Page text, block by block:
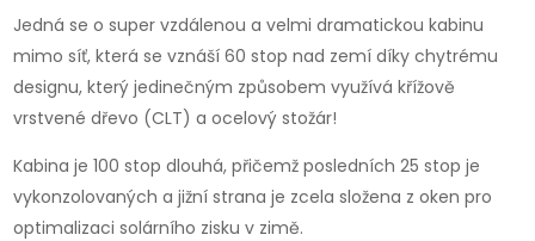
Jedná se o super vzdálenou a velmi dramatickou kabinu
mimo síť, která se vznáší 60 stop nad zemí díky chytrému
designu, který jedinečným způsobem využívá křížově
vrstvené dřevo (CLT) a ocelový stožár!
Kabina je 100 stop dlouhá, přičemž posledních 25 stop je
vykonzolovaných a jižní strana je zcela složena z oken pro
optimalizaci solárního zisku v zimě.